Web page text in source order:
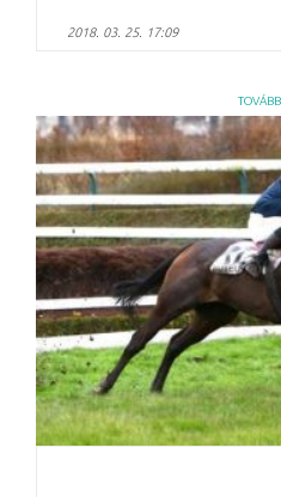
2018. 03. 25. 17:09
TOVÁBB